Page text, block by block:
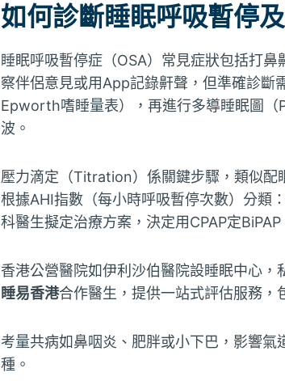
如何診斷睡眠呼吸暫停
睡眠呼吸暫停症（OSA）常見症狀包括打
察伴侶意見或用App記錄鼾聲，但準確診斷
Epworth嗜睡量表），再進行多導睡眠圖（
波。
壓力滴定（Titration）係關鍵步驟，類似
根據AHI指數（每小時呼吸暫停次數）分類
科醫生擬定治療方案，決定用CPAP定BiPAP
香港公營醫院如伊利沙伯醫院設睡眠中心，
睡易香港合作醫生，提供一站式評估服務，
考量共病如鼻咽炎、肥胖或小下巴，影響
種。